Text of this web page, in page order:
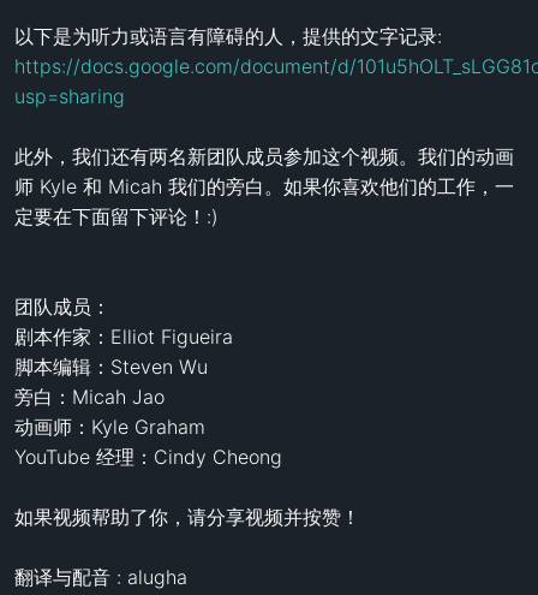
https://docs.google.com/document/d/
usp=sharing
此外，我们还有两名新团队成员参加这个视频。我们的动画
师 Kyle 和 Micah 我们的旁白。如果你喜欢他们的工作，一
定要在下面留下评论！:)
团队成员：
剧本作家：Elliot Figueira
脚本编辑：Steven Wu
旁白：Micah Jao
动画师：Kyle Graham
YouTube 经理：Cindy Cheong
如果视频帮助了你，请分享视频并按赞！
翻译与配音 : alugha